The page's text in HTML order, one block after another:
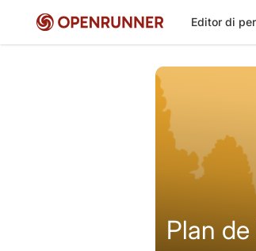
Editor di
Plan